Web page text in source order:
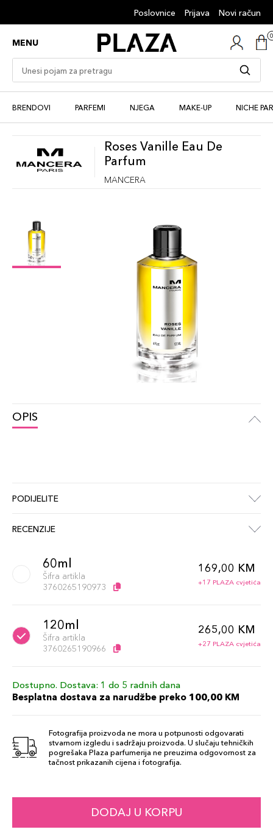
Poslovnice Prijava Novi račun
MENU
BRENDOVI PARFEMI NJEGA MAKE-UP NICHE
Roses Vanille Eau De
Parfum
MANCERA
OPIS
PODIJELITE
RECENZIJE
60ml
Šifra artikla
3760265190973
169,00 KM
+17 PLAZA cvjetića
120ml
Šifra artikla
3760265190966
265,00 KM
+27 PLAZA cvjetića
Dostupno. Dostava: 1 do 5 radnih dana
Besplatna dostava za narudžbe preko 100,00 KM
Fotografija proizvoda ne mora u potpunosti odgovarati
stvarnom izgledu i sadržaju proizvoda. U slučaju tehničkih
pogrešaka Plaza parfumerija ne preuzima odgovornost za
tačnost prikazanih cijena i fotografija.
DODAJ U KORPU